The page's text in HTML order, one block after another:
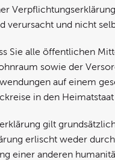
verursacht und nicht
Sie alle öffentlichen
sowie der
auf einem
in den
gilt
erlischt weder
einer anderen